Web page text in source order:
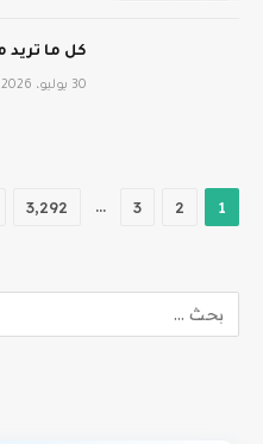
كل ما تريد
30 يوليو، 2026
1
2
3
… 3٬292